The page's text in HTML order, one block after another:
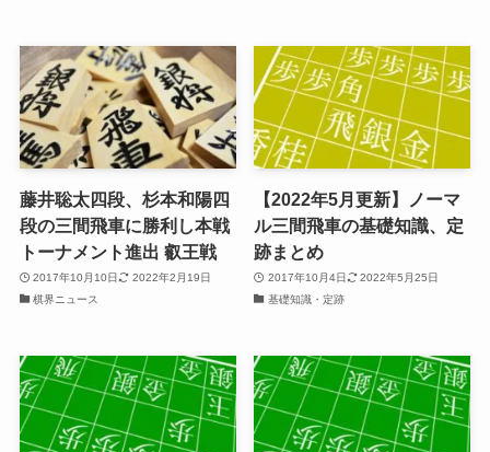
藤井聡太四段、杉本和陽四
段の三間飛車に勝利し本戦
トーナメント進出 叡王戦
2017年10月10日
2022年2月19日
棋界ニュース
【2022年5月更新】ノーマ
ル三間飛車の基礎知識、定
跡まとめ
2017年10月4日
2022年5月25日
基礎知識・定跡